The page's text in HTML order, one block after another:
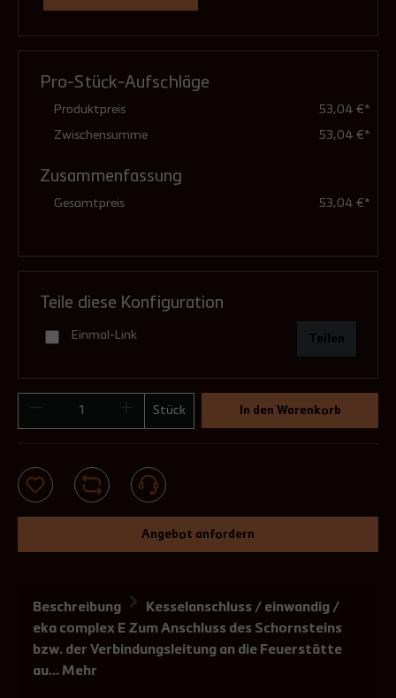
druckdicht (mit Dichtungen)
Pro-Stück-Aufschläge
Produktpreis 53,04 €*
Zwischensumme 53,04 €*
Zusammenfassung
Gesamtpreis 53,04 €*
Teile diese Konfiguration
Einmal-Link Teilen
Stück In den Warenkorb
Angebot anfordern
Beschreibung
Kesselanschluss / einwandig /
eka complex E Zum Anschluss des Schornsteins
bzw. der Verbindungsleitung an die Feuerstätte
au… Mehr